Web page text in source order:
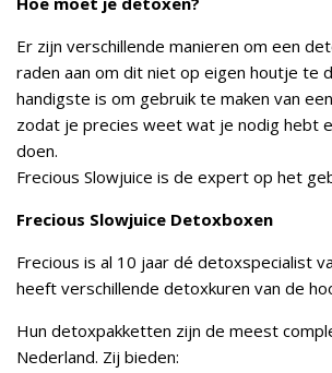
Er zijn verschillende manieren om een
raden aan om dit niet op eigen houtje te
handigste is om gebruik te maken van
zodat je precies weet wat je nodig hebt
doen.
Frecious Slowjuice is de expert op het
Frecious Slowjuice Detoxboxen
Frecious is al 10 jaar dé detoxspecialist
heeft verschillende detoxkuren van de
Hun detoxpakketten zijn de meest
Nederland. Zij bieden: